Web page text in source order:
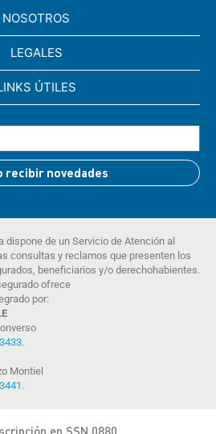
NOSOTROS
LEGALES
ÚTILES
recibir novedades
dispone de un Servicio de Atención al
consultas y reclamos que presenten los
beneficiarios y/o derechohabientes.
ofrece
por:
.
Montiel
.
en SSN 0880